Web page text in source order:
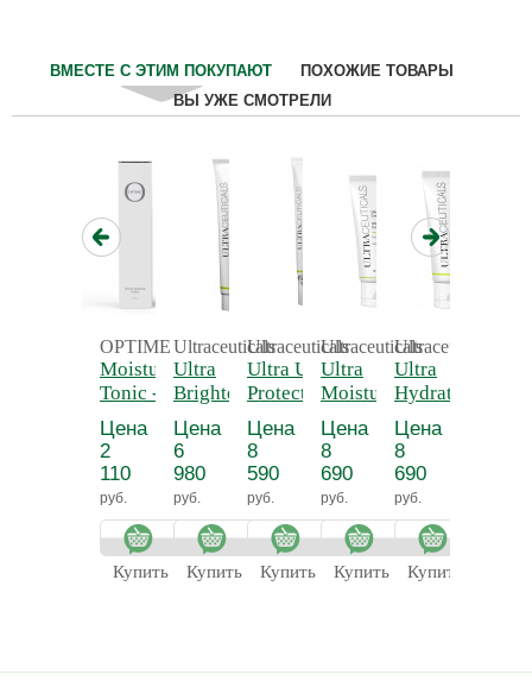
ВМЕСТЕ С ЭТИМ ПОКУПАЮТ
ПОХОЖИЕ ТОВАРЫ
ВЫ УЖЕ СМОТРЕЛИ
OPTIME
Moisturising
Tonic -
Увлажняющий
тоник для
лица
Цена
2
110
руб.
Купить
Ultraceuticals
Ultra
Brightening
Foaming
Cleanser -
Ультра
отбеливающая
пенка для
умывания
Цена
6
980
руб.
Купить
Ultraceuticals
Ultra UV
Protective
Daily
Moisturiser
SPF 30
Mattifying -
Защитный
увлажняющий
матирующий
крем SPF30
Цена
8
590
руб.
Купить
Ultraceuticals
Ultra
Moisturiser
Cream 75 мл. -
Ультра
увлажняющий
крем с
церамидами
Цена
8
690
руб.
Купить
Ultraceuticals
Ultra
Hydrating
Lotion 75 мл. -
Ультра
увлажняющий
лосьон
Цена
8
690
руб.
Купить